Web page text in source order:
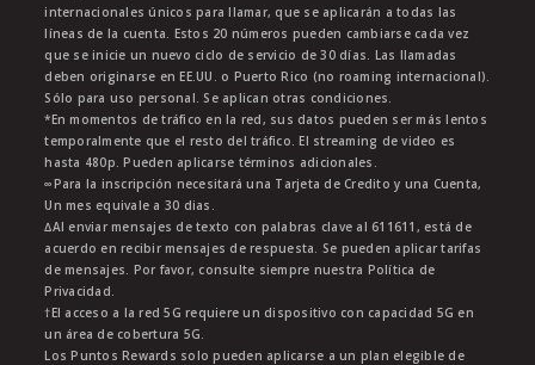
internacionales únicos para llamar, que se aplicarán a todas las
líneas de la cuenta. Estos 20 números pueden cambiarse cada vez
que se inicie un nuevo ciclo de servicio de 30 días. Las llamadas
deben originarse en EE.UU. o Puerto Rico (no roaming internacional).
Sólo para uso personal. Se aplican otras condiciones.
*En momentos de tráfico en la red, sus datos pueden ser más lentos
temporalmente que el resto del tráfico. El streaming de video es
hasta 480p. Pueden aplicarse términos adicionales.
∞Para la inscripción necesitará una Tarjeta de Credito y una Cuenta,
Un mes equivale a 30 dias.
∆Al enviar mensajes de texto con palabras clave al 611611, está de
acuerdo en recibir mensajes de respuesta. Se pueden aplicar tarifas
de mensajes. Por favor, consulte siempre nuestra Política de
Privacidad.
†El acceso a la red 5G requiere un dispositivo con capacidad 5G en
un área de cobertura 5G.
Los Puntos Rewards solo pueden aplicarse a un plan elegible de